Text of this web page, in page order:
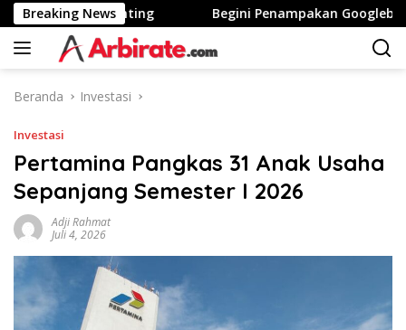
Langsung
ke
konten
Breaking News
Tinggi Stunting Begini Penampakan Googlebook
Beranda Investasi
Investasi
Pertamina Pangkas 31 Anak Usaha
Sepanjang Semester I 2026
Adji Rahmat
Juli 4, 2026